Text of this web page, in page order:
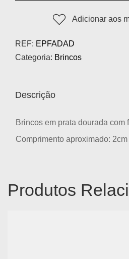
Adicionar aos
REF: EPFADAD
Categoria: Brincos
Descrição
Brincos em prata dourada com
Comprimento aproximado: 2cm
Produtos